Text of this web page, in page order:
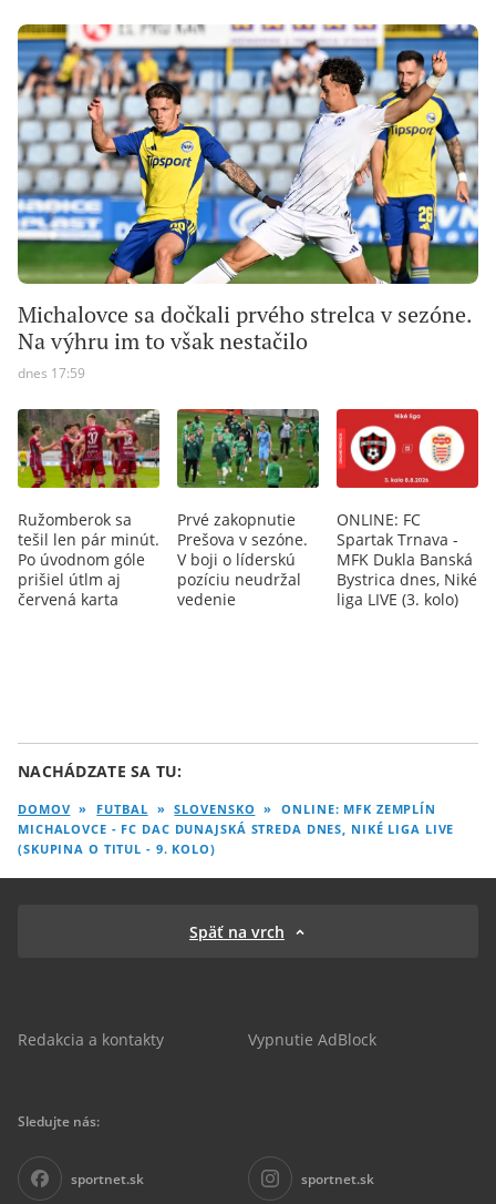
Michalovce sa dočkali prvého strelca v sezóne.
Na výhru im to však nestačilo
dnes 17:59
Ružomberok sa
tešil len pár minút.
Po úvodnom góle
prišiel útlm aj
červená karta
Prvé zakopnutie
Prešova v sezóne.
V boji o líderskú
pozíciu neudržal
vedenie
ONLINE: FC
Spartak Trnava -
MFK Dukla Banská
Bystrica dnes, Niké
liga LIVE (3. kolo)
NACHÁDZATE SA TU:
DOMOV » FUTBAL » SLOVENSKO »
ONLINE: MFK ZEMPLÍN
MICHALOVCE - FC DAC DUNAJSKÁ STREDA DNES, NIKÉ LIGA LIVE
(SKUPINA O TITUL - 9. KOLO)
Späť na vrch
Redakcia a kontakty Vypnutie AdBlock
Sledujte nás:
sportnet.sk sportnet.sk